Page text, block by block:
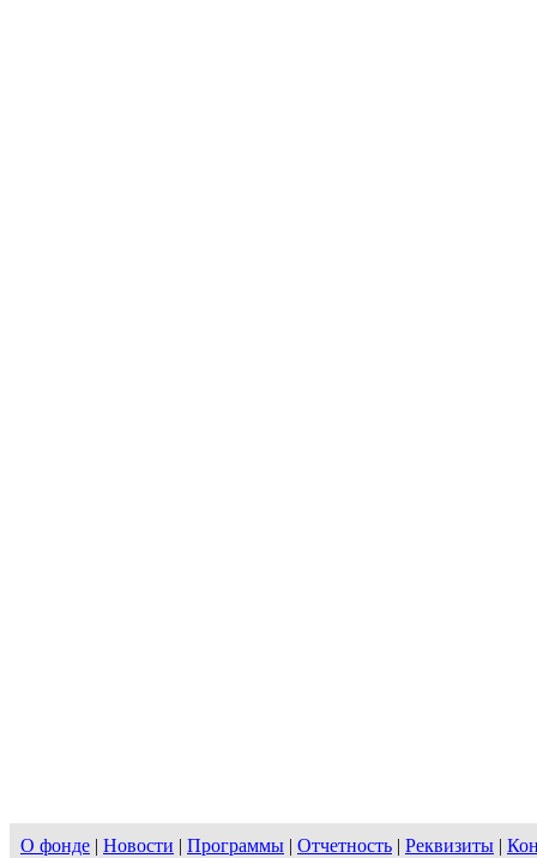
О фонде | Новости | Программы | Отчетность | Реквизиты |